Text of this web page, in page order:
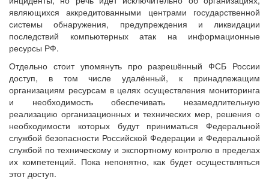
являющихся аккредитованными центрами государственной
системы обнаружения, предупреждения и ликвидации
последствий компьютерных атак на информационные
ресурсы РФ.
Отдельно стоит упомянуть про разрешённый ФСБ России
доступ, в том числе удалённый, к принадлежащим
организациям ресурсам в целях осуществления мониторинга
и необходимость обеспечивать незамедлительную
реализацию организационных и технических мер, решения о
необходимости которых будут приниматься Федеральной
службой безопасности Российской Федерации и Федеральной
службой по техническому и экспортному контролю в пределах
их компетенций. Пока непонятно, как будет осуществляться
этот доступ.